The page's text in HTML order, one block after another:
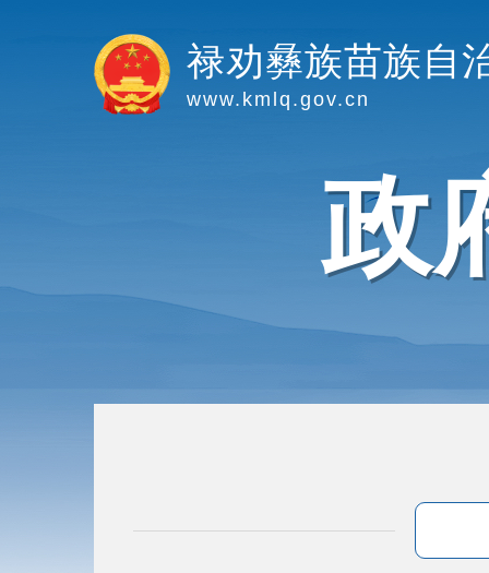
禄劝彝族苗族自
www.kmlq.gov.cn
政